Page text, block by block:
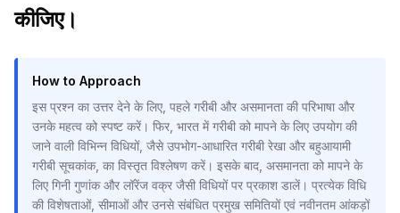
कीजिए।
How to Approach
इस प्रश्न का उत्तर देने के लिए, पहले गरीबी और असमानता की परिभाषा और
उनके महत्व को स्पष्ट करें। फिर, भारत में गरीबी को मापने के लिए उपयोग की
जाने वाली विभिन्न विधियों, जैसे उपभोग-आधारित गरीबी रेखा और बहुआयामी
गरीबी सूचकांक, का विस्तृत विश्लेषण करें। इसके बाद, असमानता को मापने के
लिए गिनी गुणांक और लॉरेंज वक्र जैसी विधियों पर प्रकाश डालें। प्रत्येक विधि
की विशेषताओं, सीमाओं और उनसे संबंधित प्रमुख समितियों एवं नवीनतम आंकड़ों